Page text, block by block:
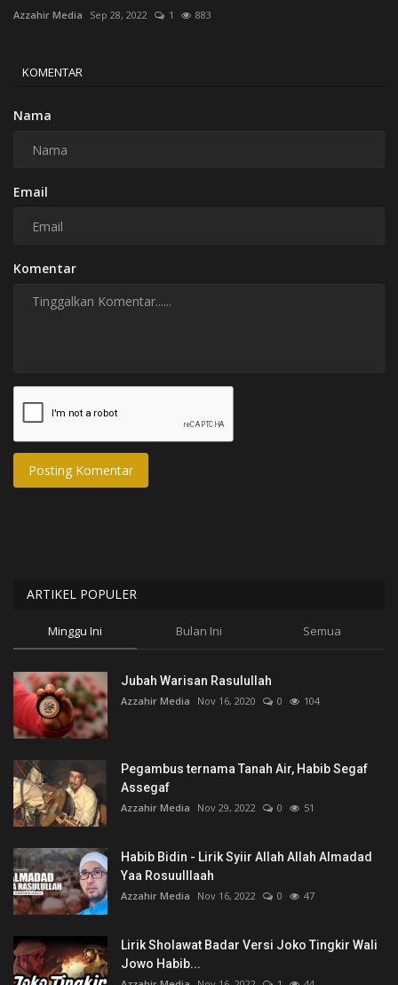
Azzahir Media Sep 28, 2022 1 883
KOMENTAR
Nama
Email
Komentar
Posting Komentar
ARTIKEL POPULER
Minggu Ini Bulan Ini Semua
Jubah Warisan Rasulullah
Azzahir Media Nov 16, 2020 0 104
Pegambus ternama Tanah Air, Habib Segaf
Assegaf
Azzahir Media Nov 29, 2022 0 51
Habib Bidin - Lirik Syiir Allah Allah Almadad
Yaa Rosuulllaah
Azzahir Media Nov 16, 2022 0 47
Lirik Sholawat Badar Versi Joko Tingkir Wali
Jowo Habib...